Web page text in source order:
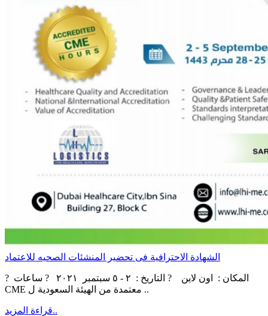
الشهادة الاحترافية فى تحضير المنشئات الصحيه للاعتماد
? ‏‎المكان : اون لاين ? التاريخ : ٢ - ٥ سبتمبر ٢٠٢١ ? ساعات
CME معتمدة من الهيئة السعودية ل ..
قراءة المزيد..